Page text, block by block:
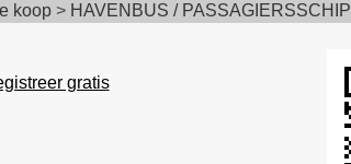
koop> HAVENBUS / PASSAGIERSSCHIP
gratis